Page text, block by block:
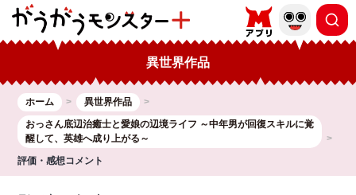
異世界作品
ホーム
異世界作品
おっさん底辺治癒士と愛娘の辺境ライフ ～中年男が回復スキルに覚
醒して、英雄へ成り上がる～
評価・感想コメント